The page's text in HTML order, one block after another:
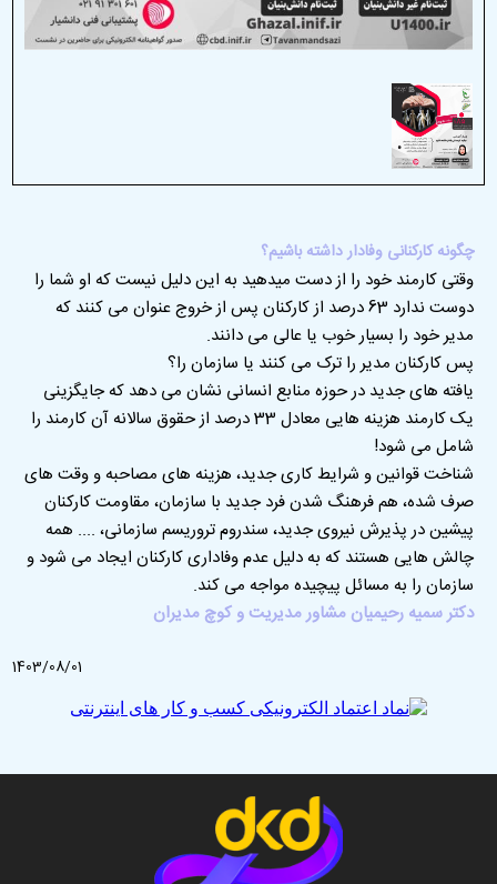
چگونه کارکنانی وفادار داشته باشیم؟
وقتی کارمند خود را از دست میدهید به این دلیل نیست که او شما را
دوست ندارد 63 درصد از کارکنان پس از خروج عنوان می کنند که
مدیر خود را بسیار خوب یا عالی می دانند.
پس کارکنان مدیر را ترک می کنند یا سازمان را؟
یافته های جدید در حوزه منابع انسانی نشان می دهد که جایگزینی
یک کارمند هزینه هایی معادل 33 درصد از حقوق سالانه آن کارمند را
شامل می شود!
شناخت قوانین و شرایط کاری جدید، هزینه های مصاحبه و وقت های
صرف شده، هم فرهنگ شدن فرد جدید با سازمان، مقاومت کارکنان
پیشین در پذیرش نیروی جدید، سندروم تروریسم سازمانی، .... همه
چالش هایی هستند که به دلیل عدم وفاداری کارکنان ایجاد می شود و
سازمان را به مسائل پیچیده مواجه می کند.
دکتر سمیه رحیمیان مشاور مدیریت و کوچ مدیران
1403/08/01